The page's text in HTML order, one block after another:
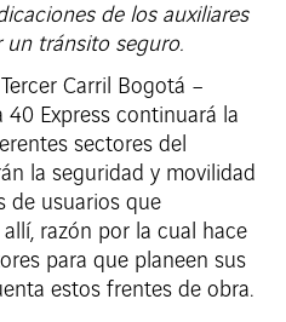
de los auxiliares
tránsito seguro.
Carril Bogotá –
40 Express continuará la
sectores del
la seguridad y movilidad
de usuarios que
razón por la cual hace
para que planeen sus
estos frentes de obra.